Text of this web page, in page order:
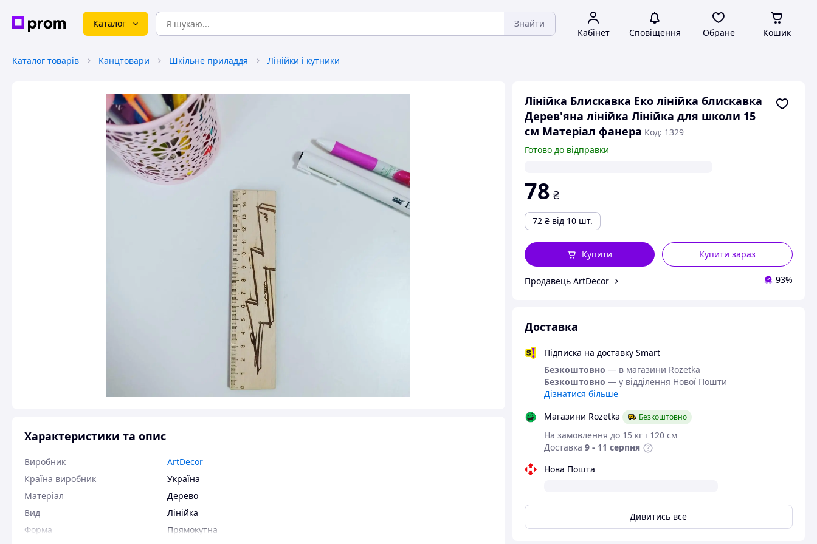
Каталог Знайти
Кабінет Сповіщення Обране Кошик
Каталог товарів Канцтовари Шкільне приладдя Лінійки і кутники
Лінійка Блискавка Еко лінійка блискавка
Дерев'яна лінійка Лінійка для школи 15
см Матеріал фанера Код: 1329
Готово до відправки
78 ₴
72 ₴ від 10 шт.
Купити зараз
Купити
Продавець ArtDecor 93%
Доставка
Підписка на доставку Smart
Безкоштовно — в магазини Rozetka
Безкоштовно — у відділення Нової Пошти
Дізнатися більше
Магазини Rozetka
Безкоштовно
На замовлення до 15 кг і 120 см
Доставка 9 - 11 серпня
Нова Пошта
Дивитись все
Характеристики та опис
Виробник
ArtDecor
Країна виробник
Україна
Матеріал
Дерево
Вид
Лінійка
Форма
Прямокутна